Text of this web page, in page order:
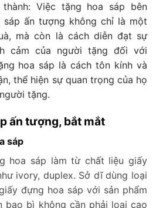
Việc tặng hoa sáp bên
sáp ấn tượng không chỉ là một
mà còn là cách diễn đạt sự
cảm của người tặng đối với
hoa sáp là cách tôn kính và
thể hiện sự quan trọng của họ
tặng.
ấn tượng, bắt mắt
sáp
hoa sáp làm từ chất liệu giấy
ivory, duplex. Sở dĩ dùng loại
đựng hoa sáp với sản phẩm
bao bì không cần phải loại cao